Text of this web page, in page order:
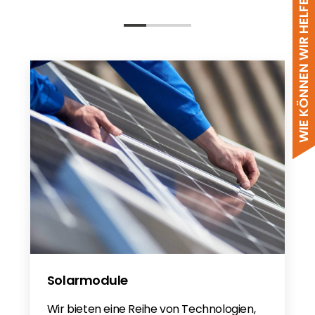
WIE KÖNNEN WIR HELFEN?
NI
Garantie 2022
Gwarancja 2022
Solis 10 year 2022 - DE
Solis 10 year 2022 - PL
70 % Einstellung Beschreibung
SOL-2.0-MINI-S6-DC
Solis Mini (700-3600) 4G S6 DE
Residential Protection Matrix
Solis AC Couple - Frequency Shift
Solarmodule
Wir bieten eine Reihe von Technologien,